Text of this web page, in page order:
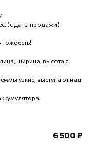
(с даты продажи)
есть!
ширина, высота с
узкие, выступают над
6 500 ₽